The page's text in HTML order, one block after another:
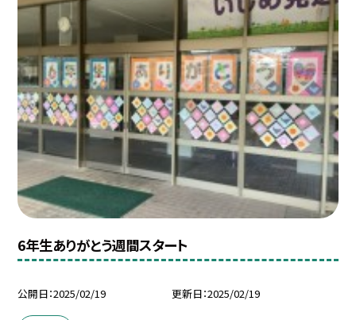
6年生ありがとう週間スタート
公開日 2025/02/19 更新日 2025/02/19